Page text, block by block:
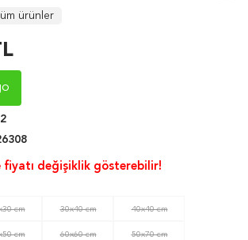
ürünler
değişiklik gösterebilir!
cm 30x40 cm 40x40 cm
cm 60x60 cm 50x70 cm